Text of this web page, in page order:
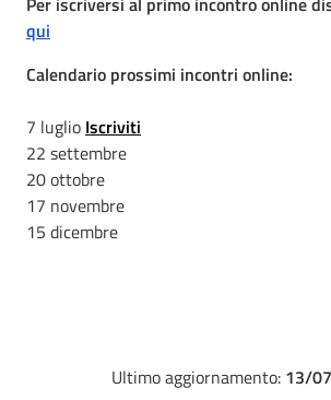
qui
Calendario prossimi incontri online:
7 luglio Iscriviti
22 settembre
20 ottobre
17 novembre
15 dicembre
Ultimo aggiornamento: 13/